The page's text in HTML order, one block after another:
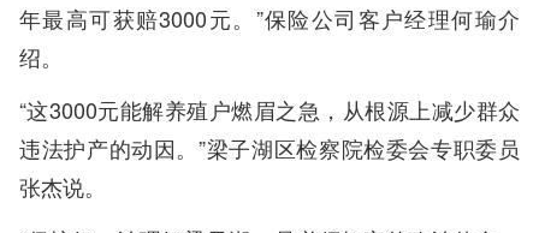
年最高可获赔3000元。”保险公司客户经理何瑜介
绍。
“这3000元能解养殖户燃眉之急，从根源上减少群众
违法护产的动因。”梁子湖区检察院检委会专职委员
张杰说。